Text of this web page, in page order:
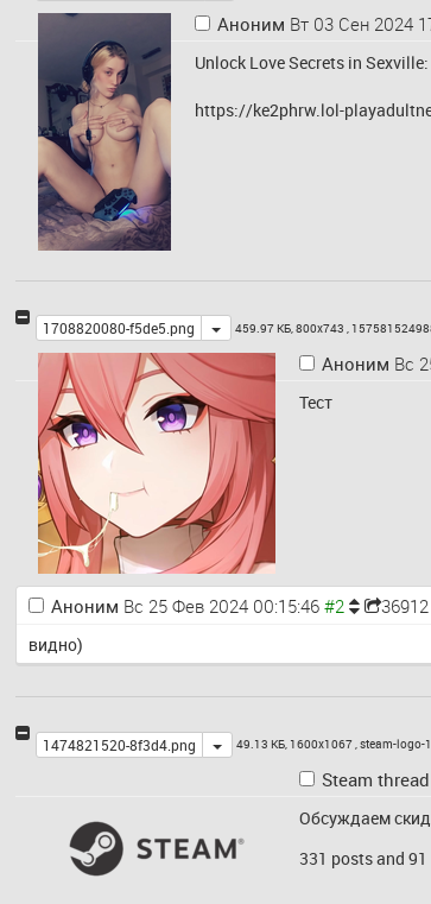
Аноним Вт 03 Сен 2024
Unlock Love Secrets in
https://ke2phrw.lol-
1708820080-f5de5.png Toggle
459.97 КБ, 800x743 ,
Аноним Вс
Тест
Аноним Вс 25 Фев 2024 00:15:46 36912
видно)
1474821520-8f3d4.png Toggle
49.13 КБ, 1600x1067 ,steam-logo-
Steam thread
Обсуждаем
331 posts and